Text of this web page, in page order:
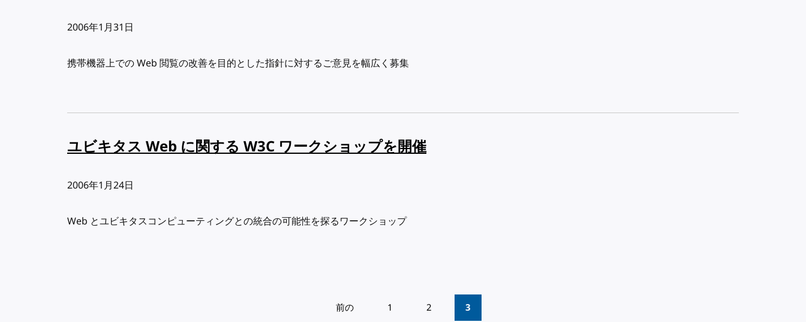
出版日:
2006年1月31日
携帯機器上での Web 閲覧の改善を目的とした指針に対するご意見を幅広く募集
ユビキタス Web に関する W3C ワークショップを開催
出版日:
2006年1月24日
Web とユビキタスコンピューティングとの統合の可能性を探るワークショップ
前の 1 2 3